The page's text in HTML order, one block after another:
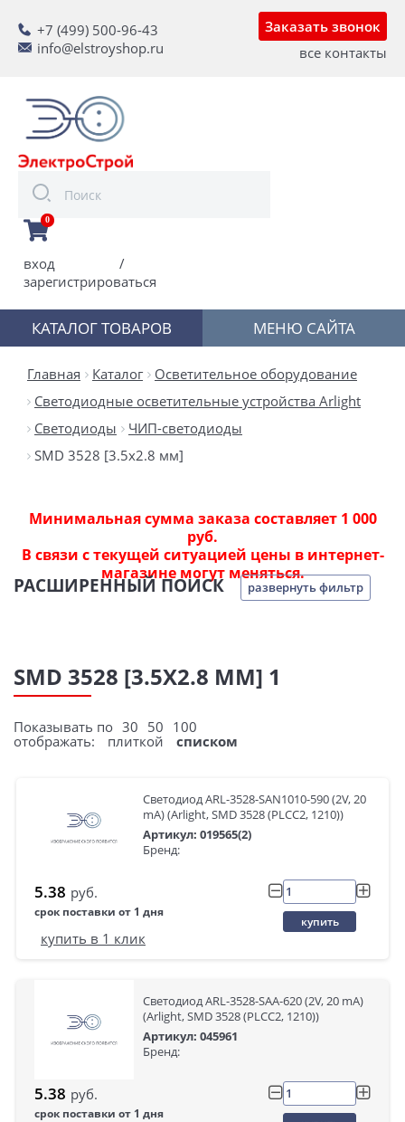
+7 (499) 500-96-43
info@elstroyshop.ru
Заказать звонок
все контакты
0
вход
/
зарегистрироваться
КАТАЛОГ ТОВАРОВ МЕНЮ САЙТА
Главная Каталог
Осветительное оборудование
Светодиодные осветительные устройства Arlight
Светодиоды
ЧИП-светодиоды
SMD 3528 [3.5х2.8 мм]
Минимальная сумма заказа составляет 1 000
руб.
В связи с текущей ситуацией цены в интернет-
магазине могут меняться.
РАСШИРЕННЫЙ ПОИСК развернуть фильтр
SMD 3528 [3.5Х2.8 ММ] 1
Показывать по 30 50 100
отображать:
плиткой списком
Светодиод ARL-3528-SAN1010-590 (2V, 20
mA) (Arlight, SMD 3528 (PLCC2, 1210))
Артикул: 019565(2)
Бренд:
5.38 руб.
срок поставки от 1 дня
купить
купить в 1 клик
Светодиод ARL-3528-SAA-620 (2V, 20 mA)
(Arlight, SMD 3528 (PLCC2, 1210))
Артикул: 045961
Бренд:
5.38 руб.
срок поставки от 1 дня